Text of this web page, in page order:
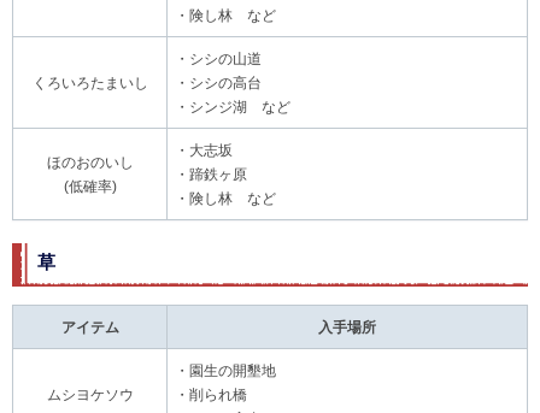
・険し林 など
くろいろたまいし
・シシの山道
・シシの高台
・シンジ湖 など
ほのおのいし
(低確率)
・大志坂
・蹄鉄ヶ原
・険し林 など
草​
アイテム 入手場所
ムシヨケソウ
・園生の開墾地
・削られ橋